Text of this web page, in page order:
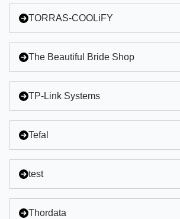
TORRAS-COOLiFY
The Beautiful Bride Shop
TP-Link Systems
Tefal
test
Thordata